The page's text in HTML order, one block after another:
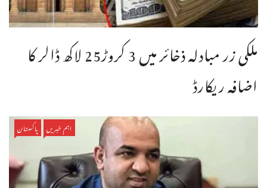
ملکی زر مبادلہ ذخائر میں 3 کروڑ25 لاکھ ڈالر کا
اضافہ ریکارڈ
اہم خبریں پاکستان